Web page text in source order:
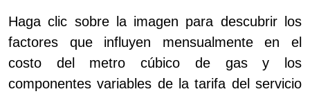
Haga clic sobre la imagen para descubrir los
factores que influyen mensualmente en el
costo del metro cúbico de gas y los
componentes variables de la tarifa del servicio